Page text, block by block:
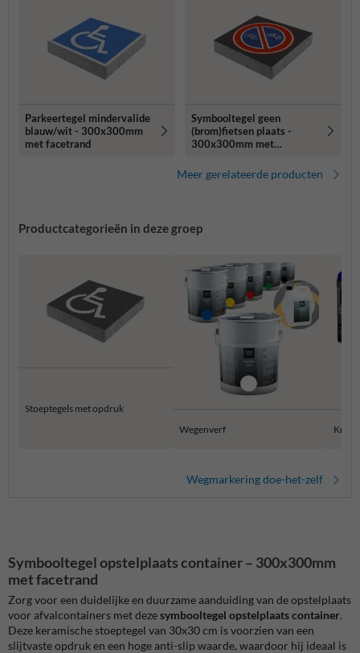
Parkeertegel mindervalide
blauw/wit - 300x300mm
met facetrand
Symbooltegel geen
(brom)fietsen plaats -
300x300mm met
Meer gerelateerde producten
Productcategorieën in deze groep
Stoeptegels met opdruk
Wegenverf
Wegmarkering doe-het-zelf
Symbooltegel opstelplaats container – 300x300mm
met facetrand
Zorg voor een duidelijke en duurzame aanduiding van de opstelplaats
voor afvalcontainers met dezesymbooltegel opstelplaats container.
Deze keramische stoeptegel van 30x30 cm is voorzien van een
slijtvaste opdruk en een hoge anti-slip waarde, waardoor hij ideaal is